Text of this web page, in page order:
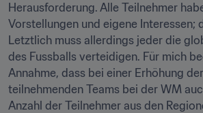
Herausforderung. Alle Teilnehmer
Vorstellungen und eigene Interessen;
Letztlich muss allerdings jeder die
des Fussballs verteidigen. Für mich
Annahme, dass bei einer Erhöhung
teilnehmenden Teams bei der WM
Anzahl der Teilnehmer aus den